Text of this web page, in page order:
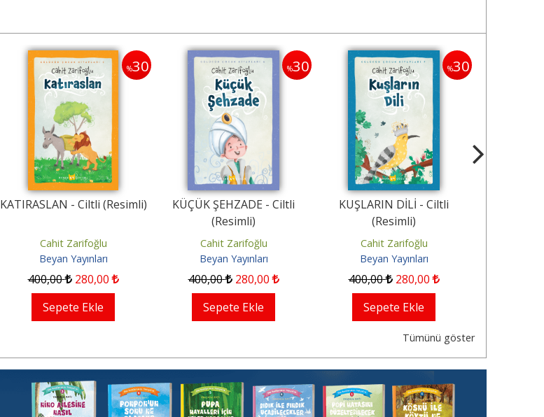
%30
KATIRASLAN - Ciltli (Resimli)
Cahit Zarifoğlu
Beyan Yayınları
400,00 280,00
Sepete Ekle
%30
KÜÇÜK ŞEHZADE - Ciltli
(Resimli)
Cahit Zarifoğlu
Beyan Yayınları
400,00 280,00
Sepete Ekle
%30
KUŞLARIN DİLİ - Ciltli
(Resimli)
Cahit Zarifoğlu
Beyan Yayınları
400,00 280,00
Sepete Ekle
Tümünü göster